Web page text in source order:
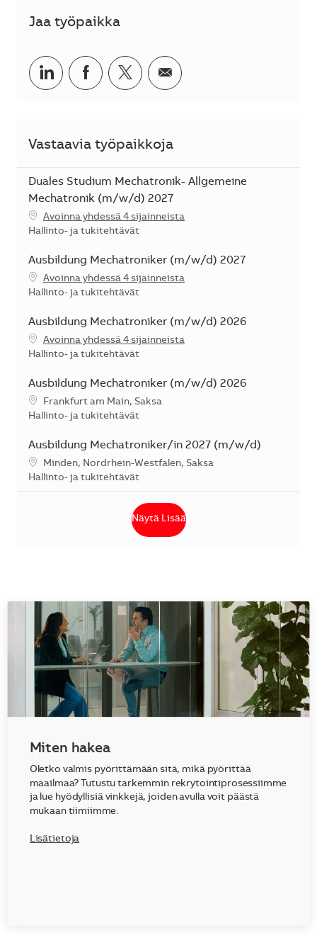
Jaa työpaikka
Jaa LinkedInissä
Jaa Facebookissa
Jaa Twitterissä
Jaa sähköpostilla
Vastaavia työpaikkoja
Duales Studium Mechatronik- Allgemeine
Mechatronik (m/w/d) 2027
Avoinna yhdessä 4 sijainneista
Kategoria
Hallinto- ja tukitehtävät
Ausbildung Mechatroniker (m/w/d) 2027
Avoinna yhdessä 4 sijainneista
Kategoria
Hallinto- ja tukitehtävät
Ausbildung Mechatroniker (m/w/d) 2026
Avoinna yhdessä 4 sijainneista
Kategoria
Hallinto- ja tukitehtävät
Ausbildung Mechatroniker (m/w/d) 2026
SijaintiFrankfurt am Main, Saksa
Kategoria
Hallinto- ja tukitehtävät
Ausbildung Mechatroniker/in 2027 (m/w/d)
SijaintiMinden, Nordrhein-Westfalen, Saksa
Kategoria
Hallinto- ja tukitehtävät
Näytä Lisää
Miten hakea
Oletko valmis pyörittämään sitä, mikä pyörittää
maailmaa? Tutustu tarkemmin rekrytointiprosessiimme
ja lue hyödyllisiä vinkkejä, joiden avulla voit päästä
mukaan tiimiimme.
Lisätietoja